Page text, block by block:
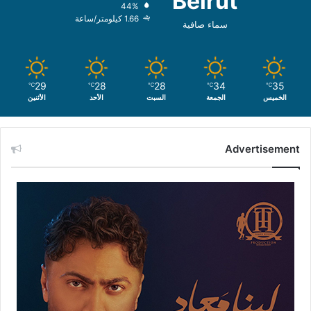
سماء صافية
44%
1.66 كيلومتر/ساعة
35
℃
الخميس
34
℃
الجمعة
28
℃
السبت
28
℃
الأحد
29
℃
الأثنين
Advertisement